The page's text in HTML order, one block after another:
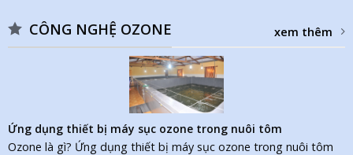
CÔNG NGHỆ OZONE xem thêm
Ứng dụng thiết bị máy sục ozone trong nuôi tôm
Ozone là gì? Ứng dụng thiết bị máy sục ozone trong nuôi tôm